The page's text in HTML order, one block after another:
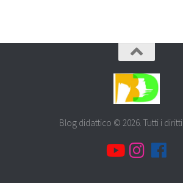
Blog didattico © 2026. Tutti i